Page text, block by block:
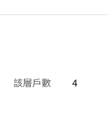
該層戶數
4